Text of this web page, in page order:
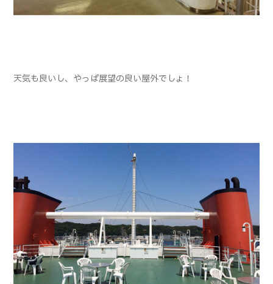
天気も良いし、やっぱ展望の良い屋外でしょ！